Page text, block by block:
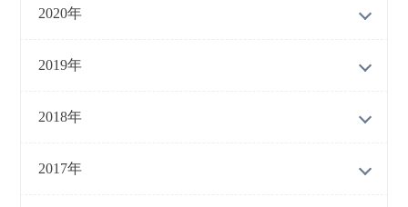
2020年
2019年
2018年
2017年